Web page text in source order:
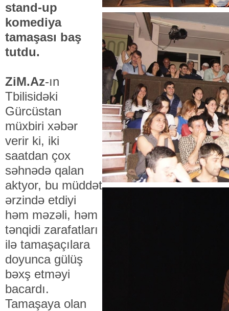
stand-up
komediya
tamaşası baş
tutdu.
ZiM.Az-ın
Tbilisidəki
Gürcüstan
müxbiri xəbər
verir ki, iki
saatdan çox
səhnədə qalan
aktyor, bu müddət
ərzində etdiyi
həm məzəli, həm
tənqidi zarafatları
ilə tamaşaçılara
doyunca gülüş
bəxş etməyi
bacardı.
Tamaşaya olan